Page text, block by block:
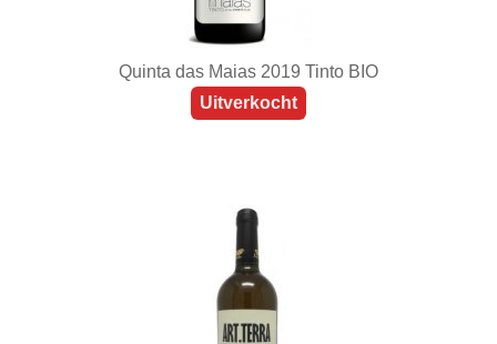
Quinta das Maias 2019 Tinto BIO
Uitverkocht